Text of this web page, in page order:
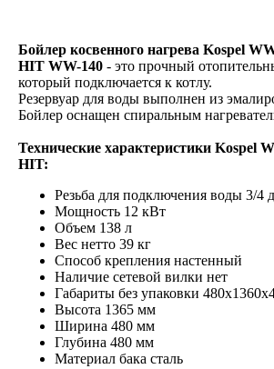
Бойлер косвенного нагрева Kospel
HIT WW-140 - это прочный
который подключается к котлу.
Резервуар для воды выполнен из
Бойлер оснащен спиральным
Технические характеристики Kospel
HIT:
Резьба для подключения воды 3/4
Мощность 12 кВт
Объем 138 л
Вес нетто 39 кг
Способ крепления настенный
Наличие сетевой вилки нет
Габариты без упаковки
Высота 1365 мм
Ширина 480 мм
Глубина 480 мм
Материал бака сталь